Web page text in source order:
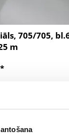
705/705,
m